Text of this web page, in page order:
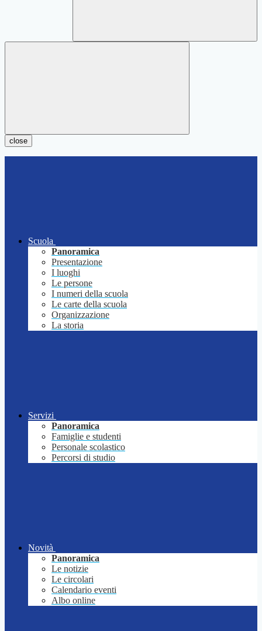
close
Scuola
Panoramica
Presentazione
I luoghi
Le persone
I numeri della scuola
Le carte della scuola
Organizzazione
La storia
Servizi
Panoramica
Famiglie e studenti
Personale scolastico
Percorsi di studio
Novità
Panoramica
Le notizie
Le circolari
Calendario eventi
Albo online